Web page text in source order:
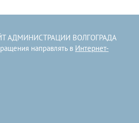
АДМИНИСТРАЦИИ ВОЛГОГРАДА
направлять в Интернет-